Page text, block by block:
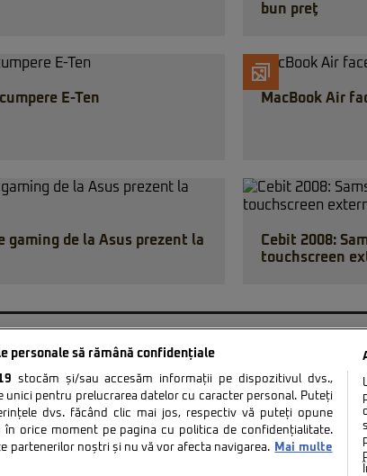
bun preţ
E-Ten
MacBook Air
gaming de la Asus prezent la
Cebit 2008:
touchscreen
Politica de confidentialitate Politica de
personale să rămână confidențiale
stocăm și/sau accesăm informații pe dispozitivul dvs.,
pentru prelucrarea datelor cu caracter personal. Puteți
dvs. făcând clic mai jos, respectiv vă puteți opune
orice moment pe pagina cu politica de confidențialitate.
partenerilor noștri și nu vă vor afecta navigarea.
Mai multe